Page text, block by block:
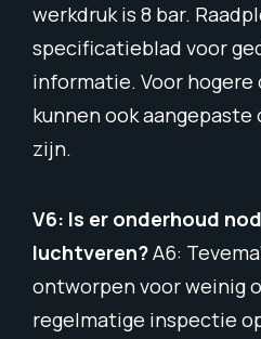
werkdruk is 8 bar.
specificatieblad voor
informatie. Voor
kunnen ook
zijn.
V6: Is er onderhoud
luchtveren?A6:
ontworpen voor weinig
regelmatige inspectie